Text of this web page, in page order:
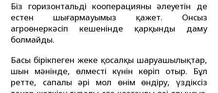
Біз горизонтальді кооперацияның әлеуетін де
естен шығармауымыз қажет. Онсыз
агроөнеркәсіп кешенінде қарқынды даму
болмайды.
Басы бірікпеген жеке қосалқы шаруашылықтар,
шын мәнінде, өлместің күнін көріп отыр. Бұл
ретте, сапалы әрі мол өнім өндіру, үздіксіз